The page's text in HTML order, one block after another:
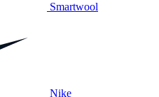
Smartwool
Nike